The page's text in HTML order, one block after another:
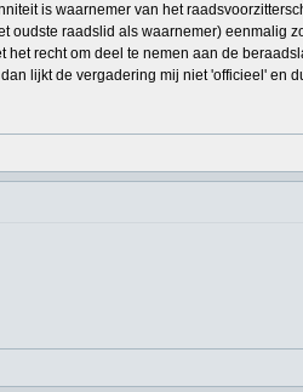
is waarnemer van het
oudste raadslid als waarnemer) eenmalig
recht om deel te nemen aan de
lijkt de vergadering mij niet 'officieel' en